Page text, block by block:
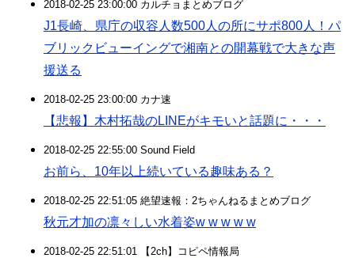
2018-02-25 23:00:00 カルチョまとめブログ
J1長崎、県庁の収容人数500人の所にサポ800人！パ
ブリックビューイングで湘南との開幕戦で大きな声
援送る
2018-02-25 23:00:00 カナ速
【悲報】木村拓哉のLINEがキモいと話題に・・・
2018-02-25 22:55:00 Sound Field
お前ら、10年以上続いている趣味ある？
2018-02-25 22:51:05 絶望速報：2ちゃんねるまとめブログ
秋元才加の凛々しい水着姿w w w w w
2018-02-25 22:51:01 【2ch】コピペ情報局